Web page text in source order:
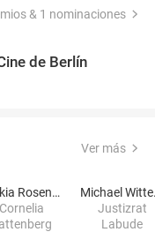
& 1 nominaciones
de Berlín
Ver más
Saskia Rosendahl
Cornelia
Justizrat
Labude